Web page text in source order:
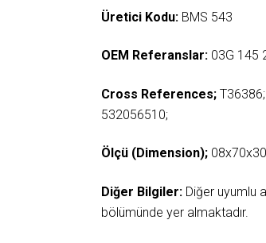
Üretici Kodu: BMS 543
OEM Referanslar: 03G 145
Cross References;
532056510;
Ölçü (Dimension); 08x70x30
Diğer Bilgiler: Diğer uyumlu
bölümünde yer almaktadır.